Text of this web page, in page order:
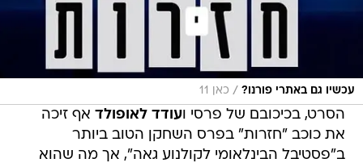
עכשיו גם באתרי פורנו? / כאן 11
הסרט, בכיכובם של פרסי ועודד לאופולד אף זיכה
את כוכב "חזרות" בפרס השחקן הטוב ביותר
ב"פסטיבל הבינלאומי לקולנוע גאה", אך מה שהוא